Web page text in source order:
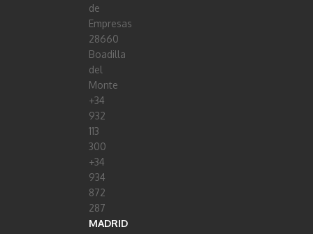
de
Empresas
28660
Boadilla
del
Monte
+34
932
113
300
+34
934
872
287
MADRID